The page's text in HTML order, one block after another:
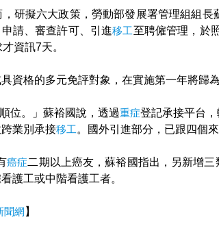
研擬六大政策，勞動部發展署管理組組
請、審查許可、引進移工至聘僱管理，於
資訊7天。
資格的多元免評對象，在實施第一年將歸為
位。」蘇裕國說，透過重症登記承接平台
業別承接移工。國外引進部分，已跟四個
癌症二期以上癌友，蘇裕國指出，另新增三
護工或中階看護工者。
聞網 】